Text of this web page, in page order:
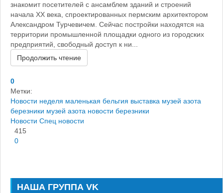
знакомит посетителей с ансамблем зданий и строений
начала XX века, спроектированных пермским архитектором
Александром Турчевичем. Сейчас постройки находятся на
территории промышленной площадки одного из городских
предприятий, свободный доступ к ни...
Продолжить чтение
0
Метки:
Новости неделя маленькая бельгия выставка музей азота
березники музей азота новости березники
Новости Спец новости
415
0
НАША ГРУППА VK